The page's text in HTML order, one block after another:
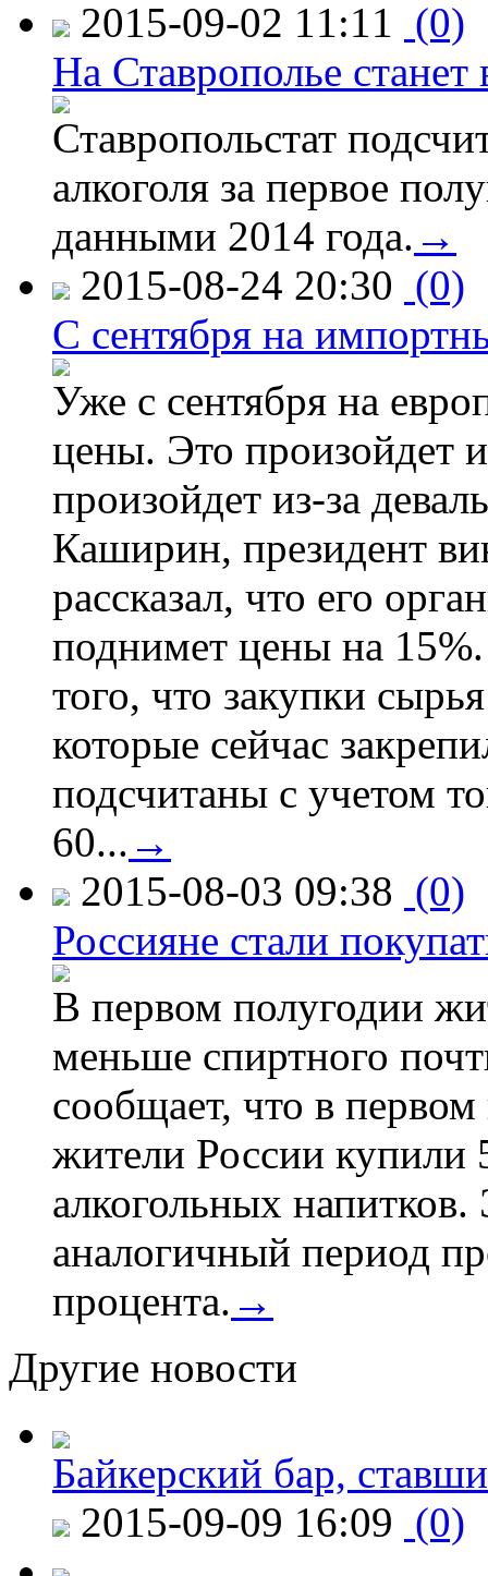
2015-09-02 11:11 (0)
На Ставрополье
Ставропольстат
алкоголя за первое
данными 2014 года. →
2015-08-24 20:30 (0)
C сентября на
Уже с сентября на
цены. Это произойдет
произойдет из-за
Каширин, президент
рассказал, что его
поднимет цены на
того, что закупки
которые сейчас
подсчитаны с учетом
60... →
2015-08-03 09:38 (0)
Россияне стали
В первом полугодии
меньше спиртного
сообщает, что в
жители России купили
алкогольных
аналогичный период
процента. →
Другие новости
Байкерский бар,
2015-09-09 16:09 (0)